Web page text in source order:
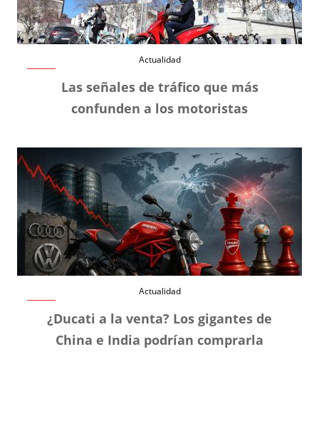
Actualidad
Las señales de tráfico que más
confunden a los motoristas
Actualidad
¿Ducati a la venta? Los gigantes de
China e India podrían comprarla